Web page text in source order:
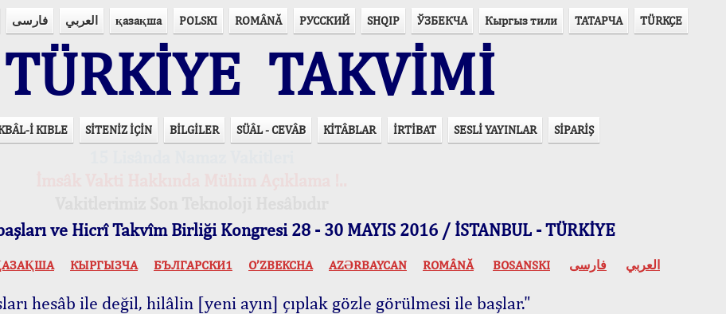
فارسی العربي қазақша POLSKI ROMÂNĂ РУССКИЙ SHQIP ЎЗБЕКЧА Кыргыз тили ТАТАРЧА TÜRKÇE
TAKVİMİ
İ KIBLE SİTENİZ İÇİN BİLGİLER SÜÂL - CEVÂB KİTÂBLAR İRTİBAT SESLİ YAYINLAR SİPARİŞ
ve Hicrî Takvîm Birliği Kongresi 28 - 30 MAYIS 2016 / İSTANBUL - TÜRKİYE
КЫPГЫЗЧA БЪЛГАРСКИ1 O’ZBEKCHA AZӘRBAYCAN ROMÂNĂ BOSANSKI العربي فارسی
hesâb ile değil, hilâlin [yeni ayın] çıplak gözle görülmesi ile başlar."